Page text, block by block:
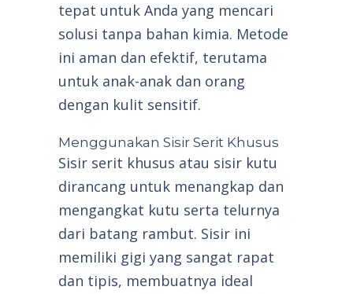
tepat untuk Anda yang mencari
solusi tanpa bahan kimia. Metode
ini aman dan efektif, terutama
untuk anak-anak dan orang
dengan kulit sensitif.
Menggunakan Sisir Serit Khusus
Sisir serit khusus atau sisir kutu
dirancang untuk menangkap dan
mengangkat kutu serta telurnya
dari batang rambut. Sisir ini
memiliki gigi yang sangat rapat
dan tipis, membuatnya ideal